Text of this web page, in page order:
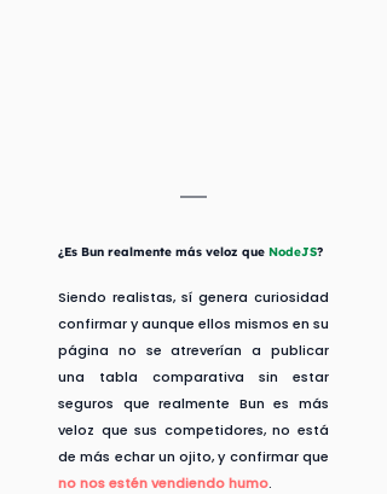
¿Es Bun realmente más veloz que NodeJS?
Siendo realistas, sí genera curiosidad
confirmar y aunque ellos mismos en su
página no se atreverían a publicar
una tabla comparativa sin estar
seguros que realmente Bun es más
veloz que sus competidores, no está
no nos estén vendiendo humo.